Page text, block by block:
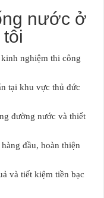
nước ở
nghiệm thi công
tại khu vực thủ đức
đường nước và thiết
đầu, hoàn thiện
và tiết kiệm tiền bạc